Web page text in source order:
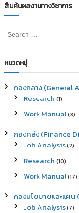
ล
ง
า
น
จั
ย
สืบค้นผลงานทางวิชาการ
e
r
c
f
หมวดหมู่
กองกลาง (General
Research (1)
Work Manual(3)
กองคลัง (Finance
Job Analysis(2)
Research (10)
Work Manual(17)
กองนโยบายและแผ
Job Analysis(7)